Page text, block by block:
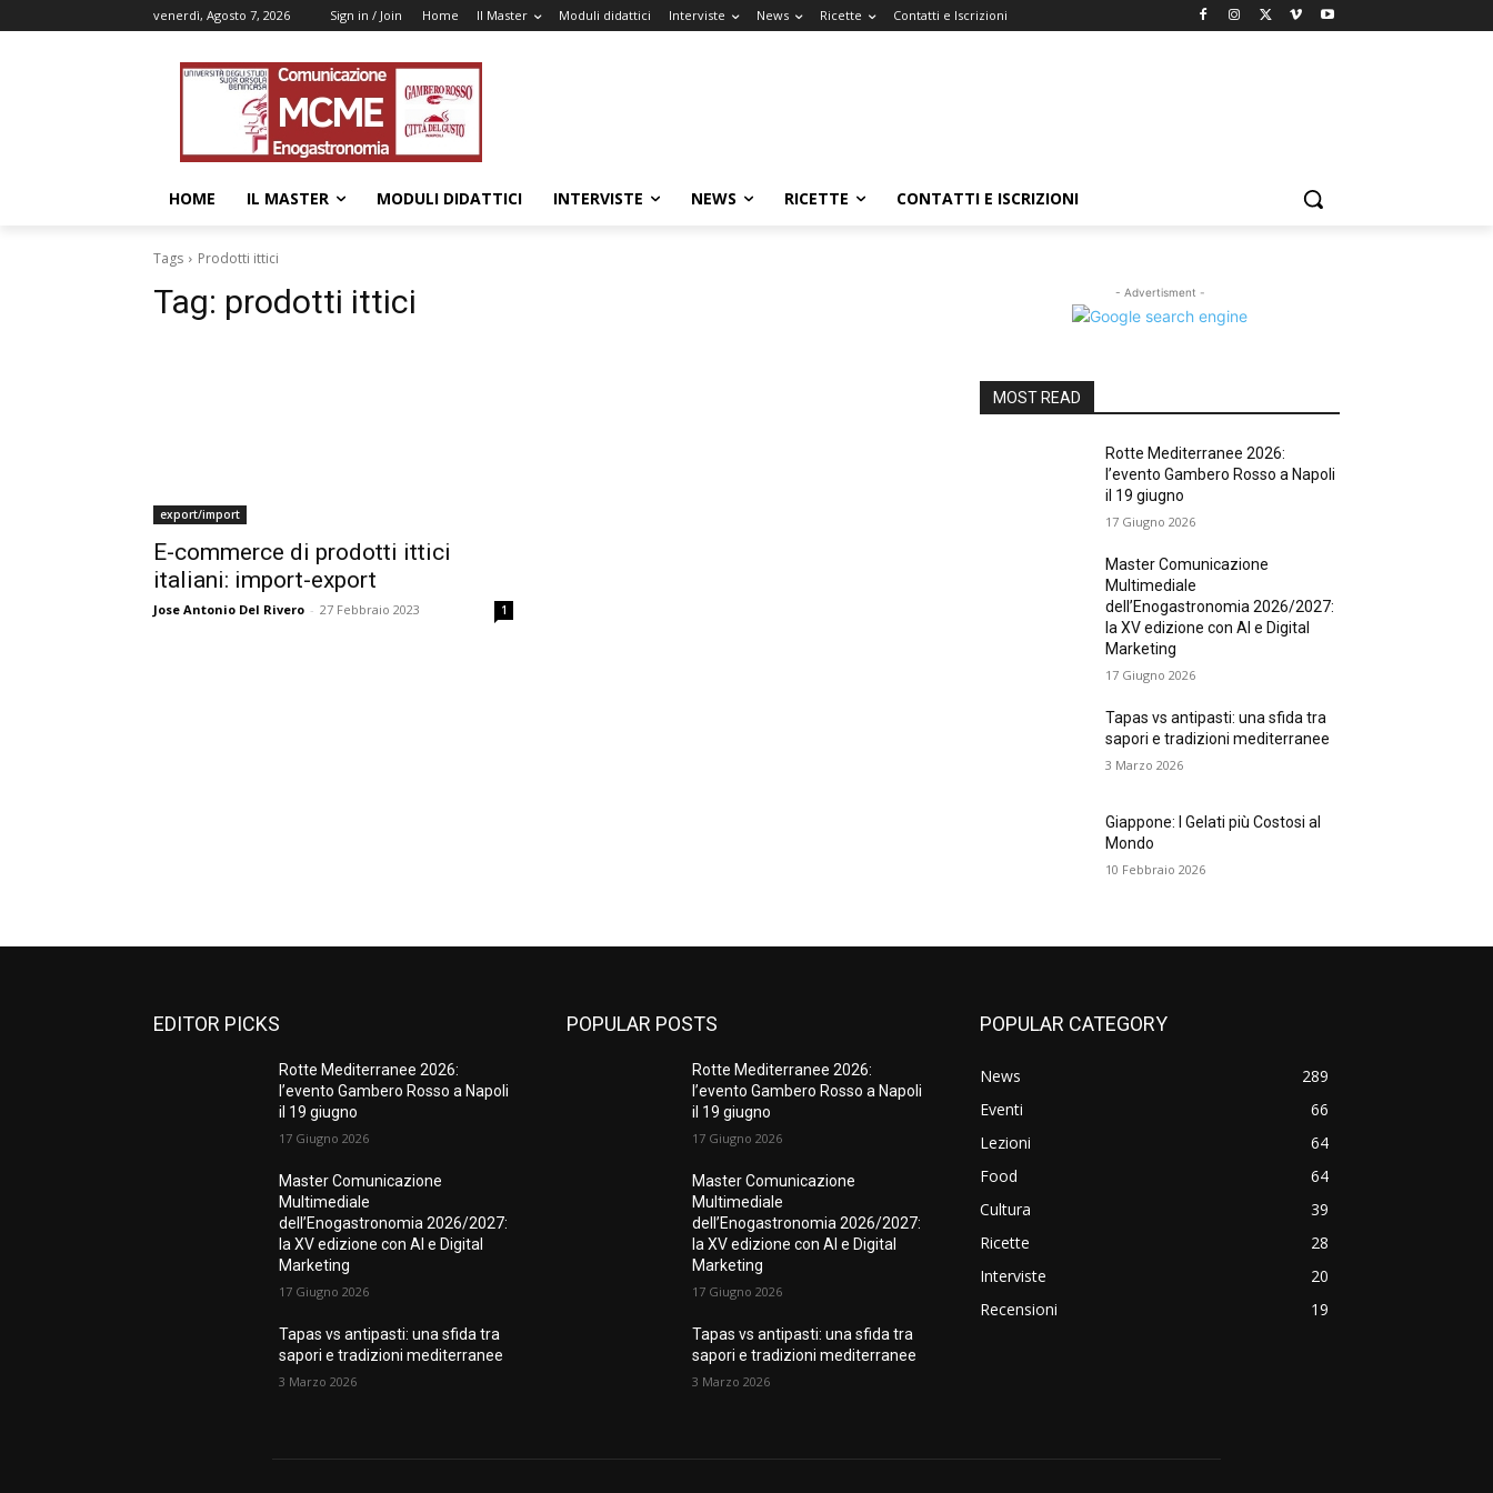
venerdì, Agosto 7, 2026 Sign in / Join Home Il Master Moduli didattici Interviste News Ricette Contatti e Iscrizioni
HOME IL MASTER MODULI DIDATTICI INTERVISTE NEWS RICETTE CONTATTI E ISCRIZIONI
Tags Prodotti ittici
Tag: prodotti ittici
export/import
E-commerce di prodotti ittici
italiani: import-export
Jose Antonio Del Rivero - 27 Febbraio 2023 1
- Advertisment -
MOST READ
Rotte Mediterranee 2026:
l’evento Gambero Rosso a Napoli
il 19 giugno
17 Giugno 2026
Master Comunicazione
Multimediale
dell’Enogastronomia 2026/2027:
la XV edizione con AI e Digital
Marketing
17 Giugno 2026
Tapas vs antipasti: una sfida tra
sapori e tradizioni mediterranee
3 Marzo 2026
Giappone: I Gelati più Costosi al
Mondo
10 Febbraio 2026
EDITOR PICKS
Rotte Mediterranee 2026:
l’evento Gambero Rosso a Napoli
il 19 giugno
17 Giugno 2026
Master Comunicazione
Multimediale
dell’Enogastronomia 2026/2027:
la XV edizione con AI e Digital
Marketing
17 Giugno 2026
Tapas vs antipasti: una sfida tra
sapori e tradizioni mediterranee
3 Marzo 2026
POPULAR POSTS
Rotte Mediterranee 2026:
l’evento Gambero Rosso a Napoli
il 19 giugno
17 Giugno 2026
Master Comunicazione
Multimediale
dell’Enogastronomia 2026/2027:
la XV edizione con AI e Digital
Marketing
17 Giugno 2026
Tapas vs antipasti: una sfida tra
sapori e tradizioni mediterranee
3 Marzo 2026
POPULAR CATEGORY
News
289
Eventi
66
Lezioni
64
Food
64
Cultura
39
Ricette
28
Interviste
20
Recensioni
19